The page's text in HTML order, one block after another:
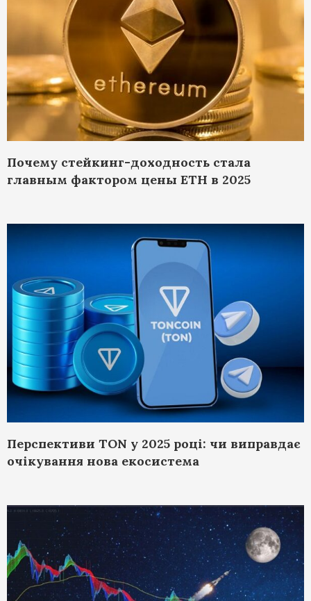
Почему стейкинг-доходность стала
главным фактором цены ETH в 2025
Перспективи TON у 2025 році: чи виправдає
очікування нова екосистема